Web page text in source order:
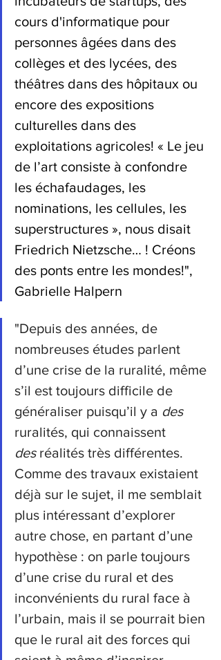
cours d'informatique pour
personnes âgées dans des
collèges et des lycées, des
théâtres dans des hôpitaux ou
encore des expositions
culturelles dans des
exploitations agricoles! « Le jeu
de l’art consiste à confondre
les échafaudages, les
nominations, les cellules, les
superstructures », nous disait
Friedrich Nietzsche… ! Créons
des ponts entre les mondes!",
Gabrielle Halpern
"Depuis des années, de
nombreuses études parlent
d’une crise de la ruralité, même
s’il est toujours difficile de
généraliser puisqu’il y a des
ruralités, qui connaissent
des réalités très différentes.
Comme des travaux existaient
déjà sur le sujet, il me semblait
plus intéressant d’explorer
autre chose, en partant d’une
hypothèse : on parle toujours
d’une crise du rural et des
inconvénients du rural face à
l’urbain, mais il se pourrait bien
que le rural ait des forces qui